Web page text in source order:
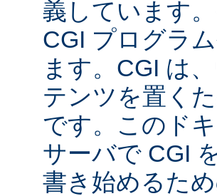
義しています
CGI プログラ
ます。CGI は
テンツを置く
です。このド
サーバで CGI
書き始めるた